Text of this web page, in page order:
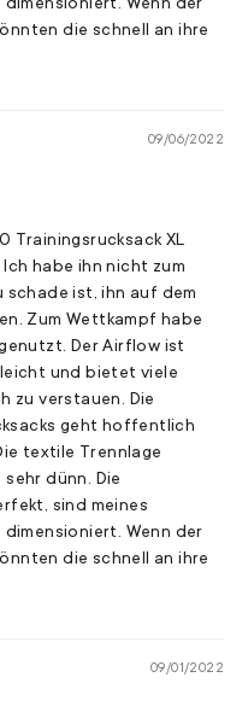
Wenn der
die schnell an ihre
09/06/2022
Trainingsrucksack XL
habe ihn nicht zum
schade ist, ihn auf dem
Zum Wettkampf habe
Der Airflow ist
und bietet viele
zu verstauen. Die
geht hoffentlich
textile Trennlage
dünn. Die
sind meines
Wenn der
die schnell an ihre
09/01/2022